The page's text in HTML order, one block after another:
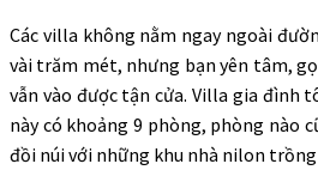
Các villa không nằm ngay ngoài
vài trăm mét, nhưng bạn yên tâm,
vẫn vào được tận cửa. Villa gia đình
này có khoảng 9 phòng, phòng nào
đồi núi với những khu nhà nilon